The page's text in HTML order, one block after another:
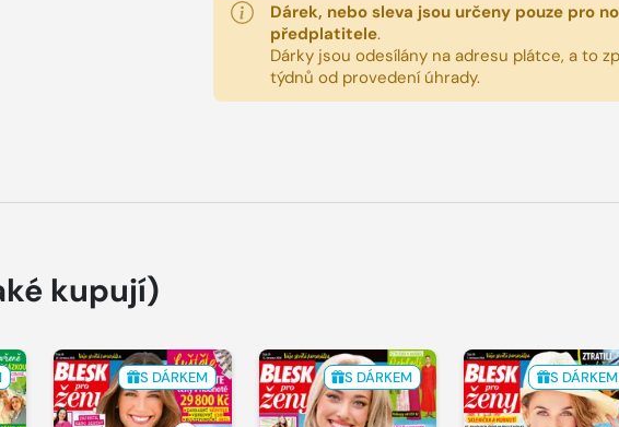
Dárek, nebo sleva jsou určeny pouze pro
předplatitele.
Dárky jsou odesílány na adresu plátce, a to
týdnů od provedení úhrady.
kupují)
S DÁRKEM S DÁRKEM S DÁRKEM